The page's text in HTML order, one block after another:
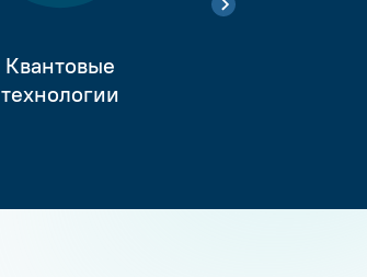
Квантовые
технологии